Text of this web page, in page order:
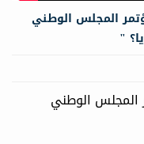
المجلس الوطني
"
المجلس الوطني